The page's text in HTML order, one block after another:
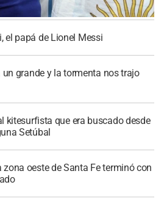
el papá de Lionel Messi
un grande y la tormenta nos trajo
kitesurfista que era buscado desde
Setúbal
zona oeste de Santa Fe terminó con